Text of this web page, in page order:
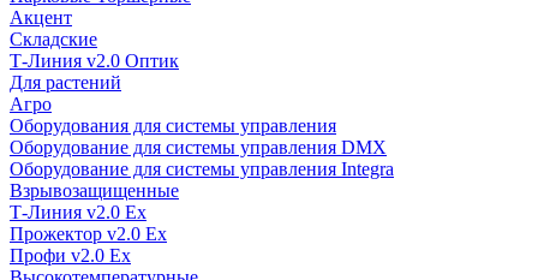
Акцент
Складские
Т-Линия v2.0 Оптик
Для растений
Агро
Оборудования для системы управления
Оборудование для системы управления DMX
Оборудование для системы управления Integra
Взрывозащищенные
Т-Линия v2.0 Ex
Прожектор v2.0 Ex
Профи v2.0 Ex